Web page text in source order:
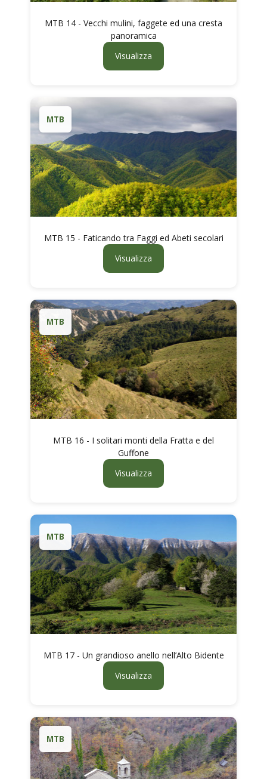
MTB 14 - Vecchi mulini, faggete ed una cresta
panoramica
Visualizza
MTB
MTB 15 - Faticando tra Faggi ed Abeti secolari
Visualizza
MTB
MTB 16 - I solitari monti della Fratta e del
Guffone
Visualizza
MTB
MTB 17 - Un grandioso anello nell’Alto Bidente
Visualizza
MTB